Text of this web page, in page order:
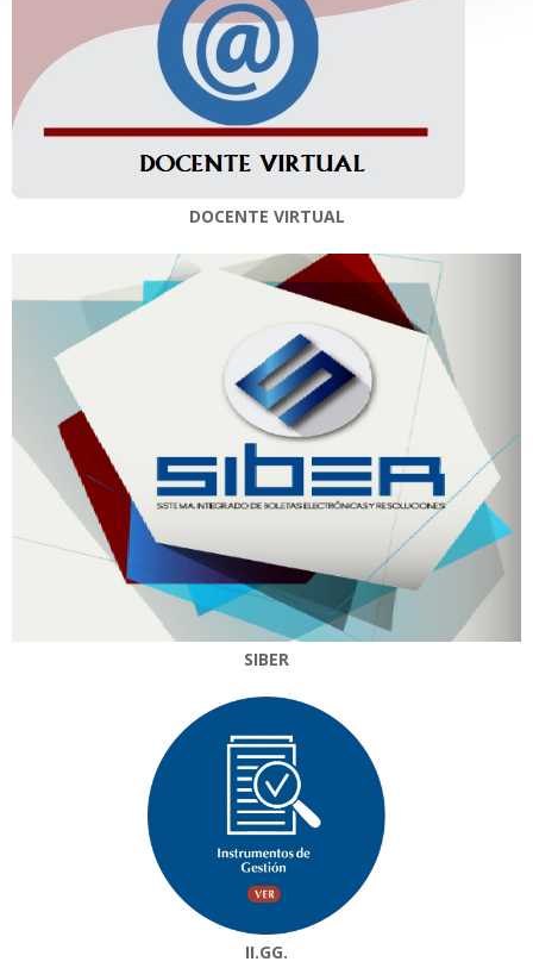
DOCENTE VIRTUAL
SIBER
II.GG.